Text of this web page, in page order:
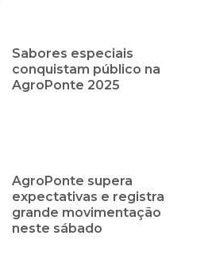
Sabores especiais
conquistam público na
AgroPonte 2025
AgroPonte supera
expectativas e registra
grande movimentação
neste sábado